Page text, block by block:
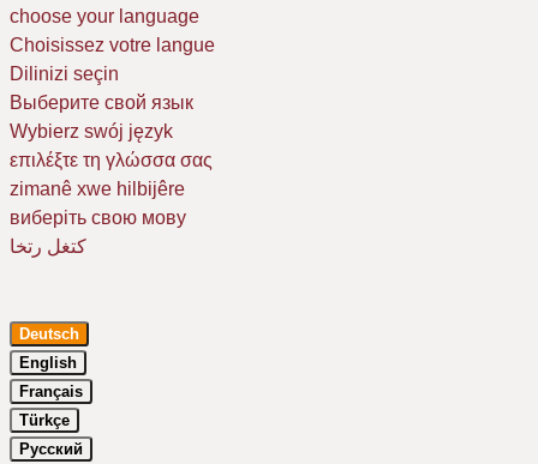
choose your language
Choisissez votre langue
Dilinizi seçin
Выберите свой язык
Wybierz swój język
επιλέξτε τη γλώσσα σας
zimanê xwe hilbijêre
виберіть свою мову
كتغل رتخا
Deutsch
English
Français
Türkçe
Русский
Um Ihr Erlebnis auf unserer Website zu verbessern, verwenden wir